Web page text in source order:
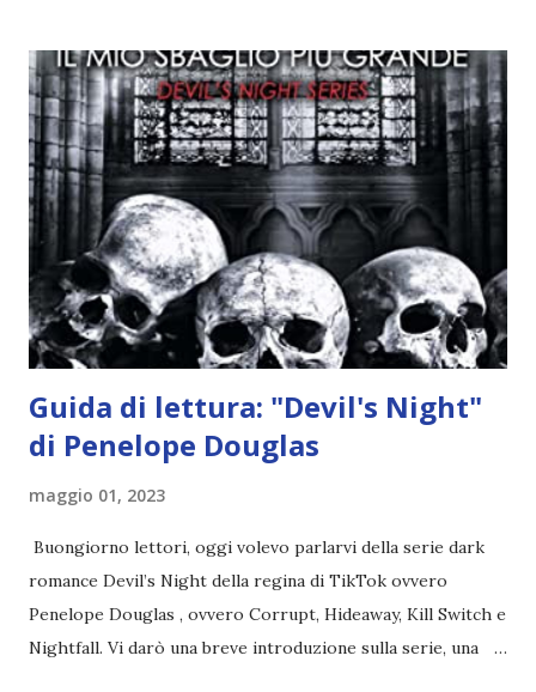
angelo puro, Elemiah. Ma, a differenza di cosa pensano,
l'angelo non ha intenzione di fare una strage, piuttosto è lì
per avvertili che Mikael non è più "l'angelo puro" che
credono e che potrebbe aver ucciso altri mezzi angeli, tipo
Rafael. A quelle parole, Haniel seguito da altri ibridi, si reca
nell'appartamento, senza risultati. Infine cercano nella
chiesetta. Lì trovano Rafael alle prese con gli angeli puri,
ma questa volta ...
Guida di lettura: "Devil's Night"
di Penelope Douglas
maggio 01, 2023
Buongiorno lettori, oggi volevo parlarvi della serie dark
romance Devil’s Night della regina di TikTok ovvero
Penelope Douglas , ovvero Corrupt, Hideaway, Kill Switch e
Nightfall. Vi darò una breve introduzione sulla serie, una